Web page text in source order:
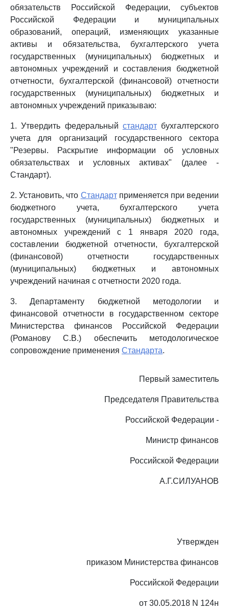
обязательств Российской Федерации, субъектов
Российской Федерации и муниципальных
образований, операций, изменяющих указанные
активы и обязательства, бухгалтерского учета
государственных (муниципальных) бюджетных и
автономных учреждений и составления бюджетной
отчетности, бухгалтерской (финансовой) отчетности
государственных (муниципальных) бюджетных и
автономных учреждений приказываю:
1. Утвердить федеральный стандартбухгалтерского
учета для организаций государственного сектора
"Резервы. Раскрытие информации об условных
обязательствах и условных активах" (далее -
Стандарт).
2. Установить, что Стандартприменяется при ведении
бюджетного учета, бухгалтерского учета
государственных (муниципальных) бюджетных и
автономных учреждений с 1 января 2020 года,
составлении бюджетной отчетности, бухгалтерской
(финансовой) отчетности государственных
(муниципальных) бюджетных и автономных
учреждений начиная с отчетности 2020 года.
3. Департаменту бюджетной методологии и
финансовой отчетности в государственном секторе
Министерства финансов Российской Федерации
(Романову С.В.) обеспечить методологическое
сопровождение применения Стандарта.
Первый заместитель
Председателя Правительства
Российской Федерации -
Министр финансов
Российской Федерации
А.Г.СИЛУАНОВ
Утвержден
приказом Министерства финансов
Российской Федерации
от 30.05.2018 N 124н